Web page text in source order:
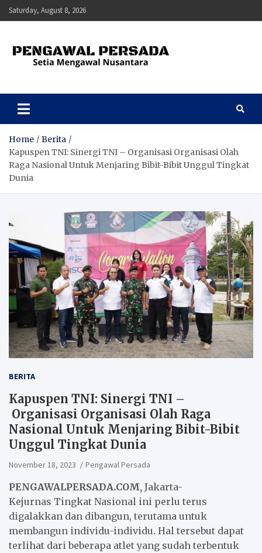
Skip
to
Saturday, August 8, 2026
Pengawal Persada
Home
Berita
Kapuspen TNI: Sinergi TNI – Organisasi Organisasi Olah
Raga Nasional Untuk Menjaring Bibit-Bibit Unggul Tingkat
Dunia
BERITA
Kapuspen TNI: Sinergi TNI –
Organisasi Organisasi Olah Raga
Nasional Untuk Menjaring Bibit-Bibit
Unggul Tingkat Dunia
November 18, 2023 Pengawal Persada
PENGAWALPERSADA.COM, Jakarta-
Kejurnas Tingkat Nasional ini perlu terus
digalakkan dan dibangun, terutama untuk
membangun individu-individu. Hal tersebut dapat
terlihat dari beberapa atlet yang sudah terbentuk